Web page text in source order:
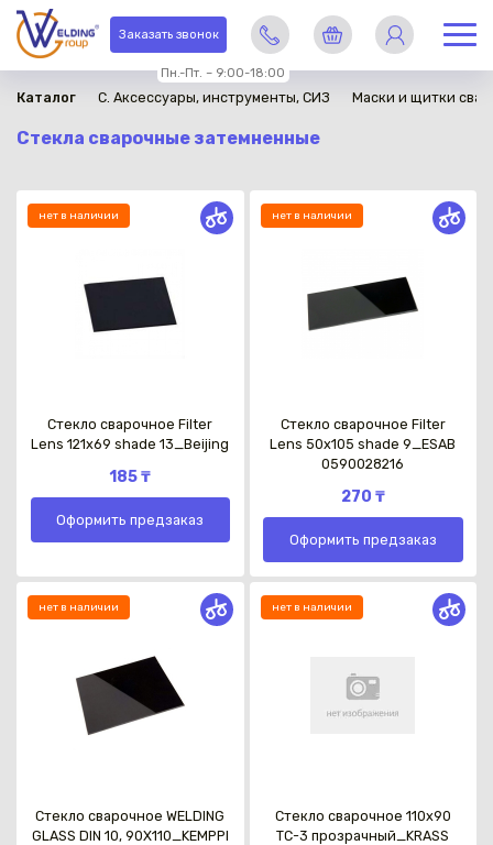
Заказать звонок
Пн.-Пт. – 9:00-18:00
Каталог C. Аксессуары, инструменты, СИЗ Маски и щитки
Стекла сварочные затемненные
нет в наличии
Стекло сварочное Filter
Lens 121x69 shade 13_Beijing
185 ₸
Оформить предзаказ
нет в наличии
Стекло сварочное Filter
Lens 50x105 shade 9_ESAB
0590028216
270 ₸
Оформить предзаказ
нет в наличии
Стекло сварочное WELDING
GLASS DIN 10, 90X110_KEMPPI
нет в наличии
Стекло сварочное 110х90
ТС-3 прозрачный_KRASS